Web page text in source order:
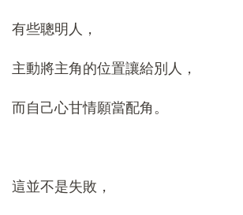
有些聰明人，
主動將主角的位置讓給別人，
而自己心甘情願當配角。
這並不是失敗，